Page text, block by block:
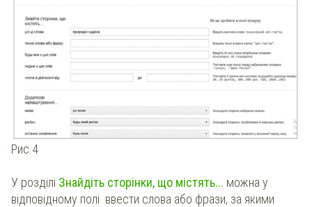
Рис.4
У розділі Знайдіть сторінки, що містять... можна у
відповідному полі ввести слова або фрази, за якими